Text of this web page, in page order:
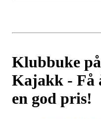
Klubbuke
Kajakk - Få
en god pris!